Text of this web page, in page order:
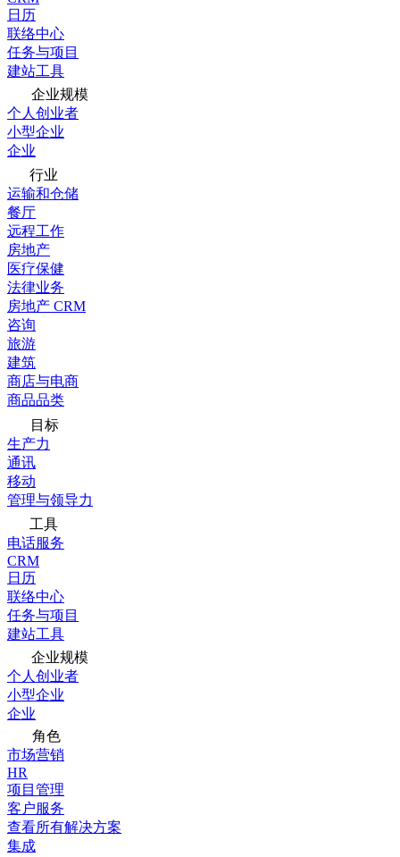
日历
联络中心
任务与项目
建站工具
企业规模
个人创业者
小型企业
企业
行业
运输和仓储
餐厅
远程工作
房地产
医疗保健
法律业务
房地产 CRM
咨询
旅游
建筑
商店与电商
商品品类
目标
生产力
通讯
移动
管理与领导力
工具
电话服务
CRM
日历
联络中心
任务与项目
建站工具
企业规模
个人创业者
小型企业
企业
角色
市场营销
HR
项目管理
客户服务
查看所有解决方案
集成